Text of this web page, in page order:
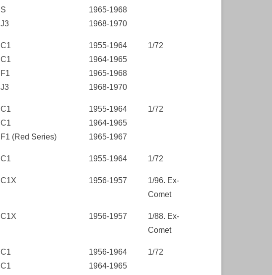
S
J3
1965-1968
1968-1970
C1
C1
F1
J3
1955-1964
1964-1965
1965-1968
1968-1970
1/72
C1
C1
F1 (Red Series)
1955-1964
1964-1965
1965-1967
1/72
C1 1955-1964 1/72
C1X 1956-1957
1/96. Ex-
Comet
C1X 1956-1957
1/88. Ex-
Comet
C1
C1
1956-1964
1964-1965
1/72